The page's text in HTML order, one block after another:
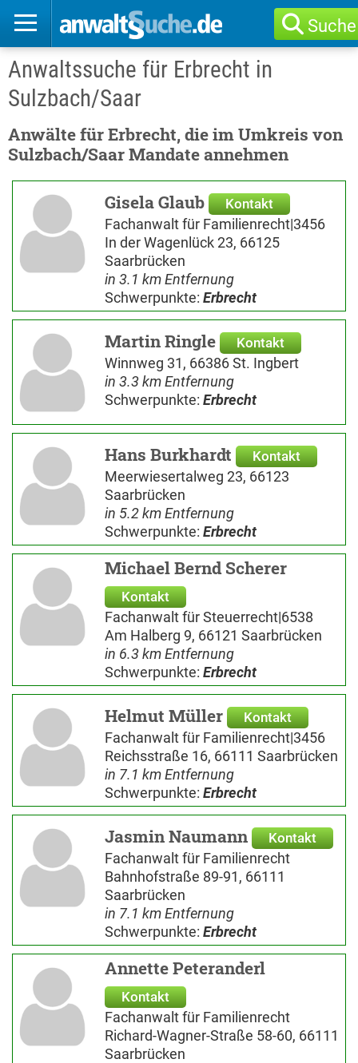
Suche
Anwaltssuche für Erbrecht in
Sulzbach/Saar
Anwälte für Erbrecht, die im Umkreis von
Sulzbach/Saar Mandate annehmen
Gisela Glaub Kontakt
Fachanwalt für Familienrecht|3456
In der Wagenlück 23, 66125
Saarbrücken
in 3.1 km Entfernung
Schwerpunkte: Erbrecht
Martin Ringle Kontakt
Winnweg 31, 66386 St. Ingbert
in 3.3 km Entfernung
Schwerpunkte: Erbrecht
Hans Burkhardt Kontakt
Meerwiesertalweg 23, 66123
Saarbrücken
in 5.2 km Entfernung
Schwerpunkte: Erbrecht
Michael Bernd Scherer
Kontakt
Fachanwalt für Steuerrecht|6538
Am Halberg 9, 66121 Saarbrücken
in 6.3 km Entfernung
Schwerpunkte: Erbrecht
Helmut Müller Kontakt
Fachanwalt für Familienrecht|3456
Reichsstraße 16, 66111 Saarbrücken
in 7.1 km Entfernung
Schwerpunkte: Erbrecht
Jasmin Naumann Kontakt
Fachanwalt für Familienrecht
Bahnhofstraße 89-91, 66111
Saarbrücken
in 7.1 km Entfernung
Schwerpunkte: Erbrecht
Annette Peteranderl
Kontakt
Fachanwalt für Familienrecht
Richard-Wagner-Straße 58-60, 66111
Saarbrücken